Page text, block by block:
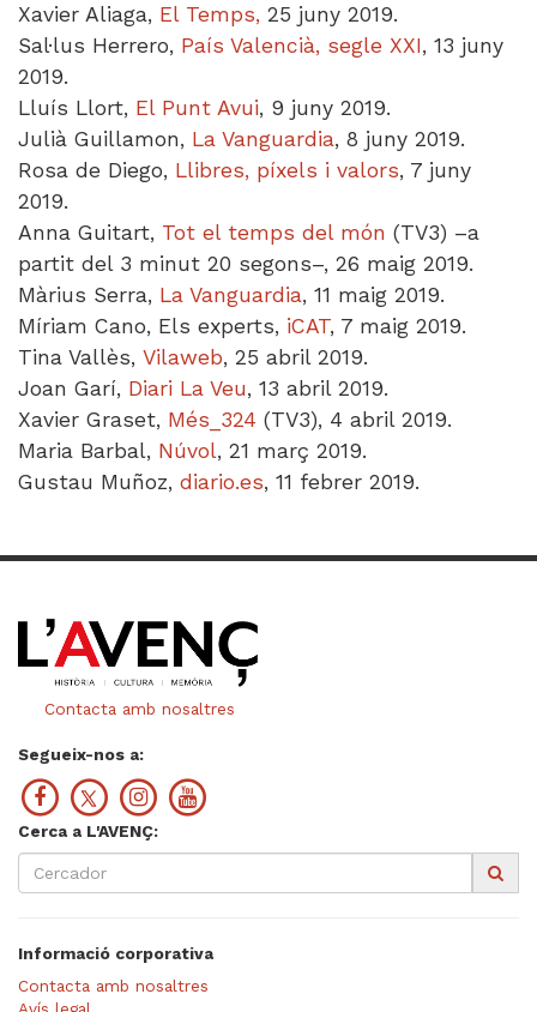
Xavier Aliaga, El Temps, 25 juny 2019.
Sal·lus Herrero, País Valencià, segle XXI, 13 juny
2019.
Lluís Llort, El Punt Avui, 9 juny 2019.
Julià Guillamon, La Vanguardia, 8 juny 2019.
Rosa de Diego, Llibres, píxels i valors, 7 juny
2019.
Anna Guitart, Tot el temps del món (TV3) –a
partit del 3 minut 20 segons–, 26 maig 2019.
Màrius Serra, La Vanguardia, 11 maig 2019.
Míriam Cano, Els experts, iCAT, 7 maig 2019.
Tina Vallès, Vilaweb, 25 abril 2019.
Joan Garí, Diari La Veu, 13 abril 2019.
Xavier Graset, Més_324 (TV3), 4 abril 2019.
Maria Barbal, Núvol, 21 març 2019.
Gustau Muñoz, diario.es, 11 febrer 2019.
Contacta amb nosaltres
Segueix-nos a:
Cerca a L'AVENÇ:
Informació corporativa
Contacta amb nosaltres
Avís legal